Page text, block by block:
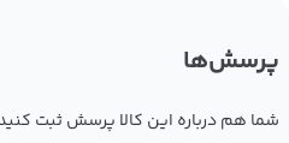
پرسش‌ها
شما هم درباره این کالا پرسش ثبت